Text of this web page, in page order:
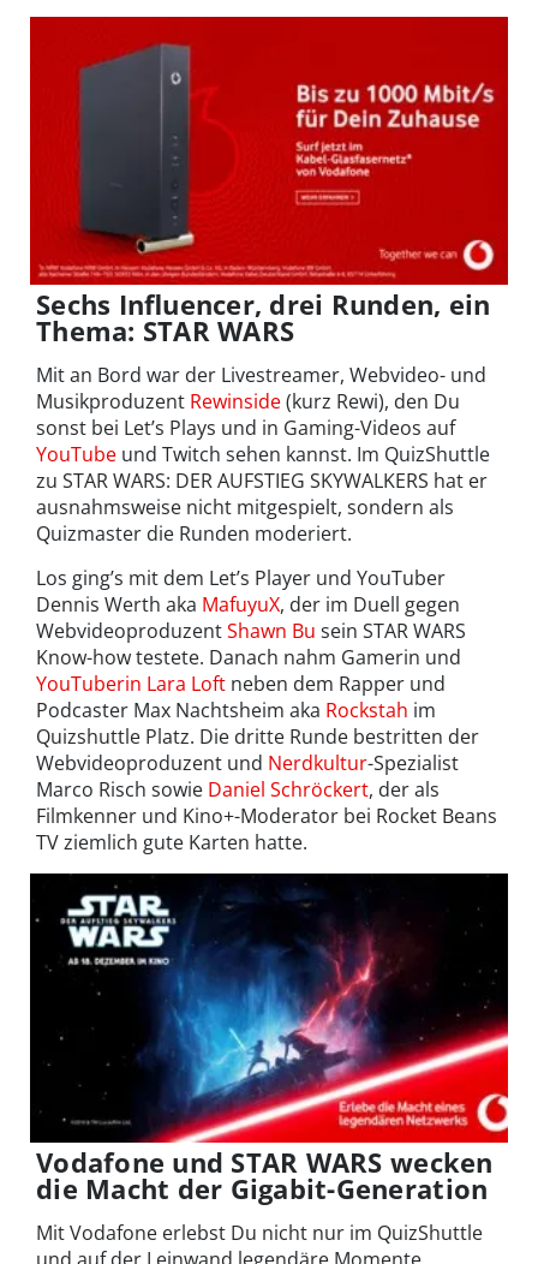
Sechs Influencer, drei Runden, ein
Thema: STAR WARS
Mit an Bord war der Livestreamer, Webvideo- und
Musikproduzent Rewinside(kurz Rewi), den Du
sonst bei Let’s Plays und in Gaming-Videos auf
YouTube und Twitch sehen kannst. Im QuizShuttle
zu STAR WARS: DER AUFSTIEG SKYWALKERS hat er
ausnahmsweise nicht mitgespielt, sondern als
Quizmaster die Runden moderiert.
Los ging’s mit dem Let’s Player und YouTuber
Dennis Werth aka MafuyuX, der im Duell gegen
WebvideoproduzentShawn Bu sein STAR WARS
Know-how testete. Danach nahm Gamerin und
YouTuberin Lara Loft neben dem Rapper und
Podcaster Max Nachtsheim aka Rockstah im
Quizshuttle Platz. Die dritte Runde bestritten der
Webvideoproduzent und Nerdkultur-Spezialist
Marco Risch sowie Daniel Schröckert, der als
Filmkenner und Kino+-Moderator bei Rocket Beans
TV ziemlich gute Karten hatte.
Vodafone und STAR WARS wecken
die Macht der Gigabit-Generation
Mit Vodafone erlebst Du nicht nur im QuizShuttle
und auf der Leinwand legendäre Momente,